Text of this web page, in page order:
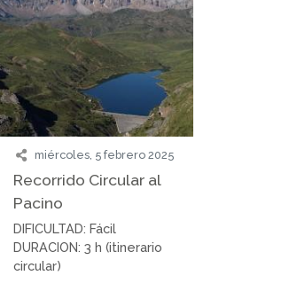
miércoles, 5 febrero 2025
Recorrido Circular al
Pacino
DIFICULTAD: Fácil
DURACION: 3 h (itinerario
circular)